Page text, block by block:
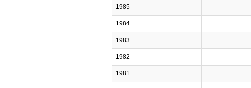
1985
1984
1983
1982
1981